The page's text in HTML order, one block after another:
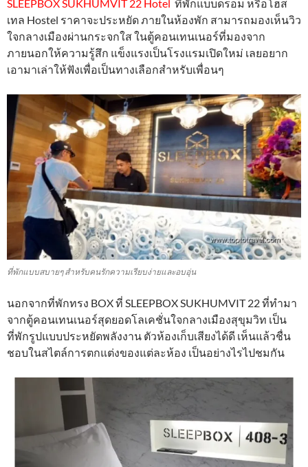
SLEEPBOX SUKHUMVIT 22 Hotel ที่พักแบบดรอม หรือโฮส
เทล Hostel ราคาจะประหยัด ภายในห้องพัก สามารถมองเห็นวิว
ใจกลางเมืองผ่านกระจกใส ในตู้คอนเทนเนอร์ที่มองจาก
ภายนอกให้ความรู้สึก แข็งแรงเป็นโรงแรมเปิดใหม่ เลยอยาก
เอามาเล่าให้ฟังเพื่อเป็นทางเลือกสำหรับเพื่อนๆ
ที่พักแบบสบายๆ สำหรับคนรักความเรียบง่ายและอบอุ่น
นอกจากที่พักทรง BOX ที่ SLEEPBOX SUKHUMVIT 22 ที่ทำมา
จากตู้คอนเทนเนอร์สุดยอดโลเคชั่นใจกลางเมืองสุขุมวิท เป็น
ที่พักรูปแบบประหยัดพลังงาน ตัวห้องเก็บเสียงได้ดี เห็นแล้วชื่น
ชอบในสไตล์การตกแต่งของแต่ละห้อง เป็นอย่างไรไปชมกัน